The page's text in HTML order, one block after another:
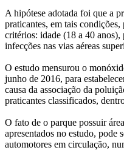
A hipótese adotada foi que a
praticantes, em tais
critérios: idade (18 a 40 anos),
infecções nas vias aéreas
O estudo mensurou o
junho de 2016, para
causa da associação da
praticantes classificados,
O fato de o parque possuir
apresentados no estudo,
automotores em circulação,